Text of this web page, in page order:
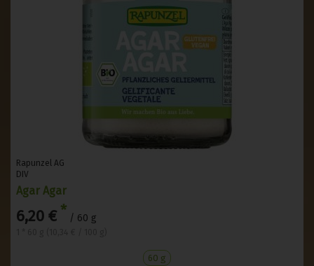
Rapunzel AG
DIV
Agar Agar
6,20 € * / 60 g
60 g